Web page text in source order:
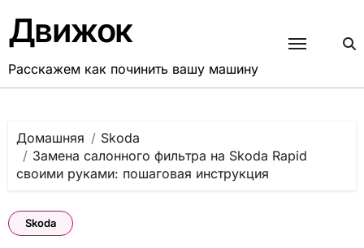
содержанию
Движок
Расскажем как починить вашу машину
Домашняя
Skoda
Замена салонного фильтра на Skoda Rapid
своими руками: пошаговая инструкция
Skoda